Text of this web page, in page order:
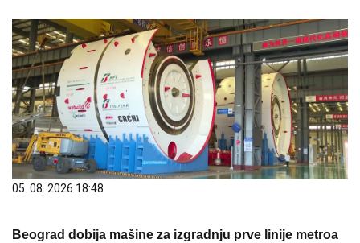
05. 08. 2026 18:48
Beograd dobija mašine za izgradnju prve linije metroa